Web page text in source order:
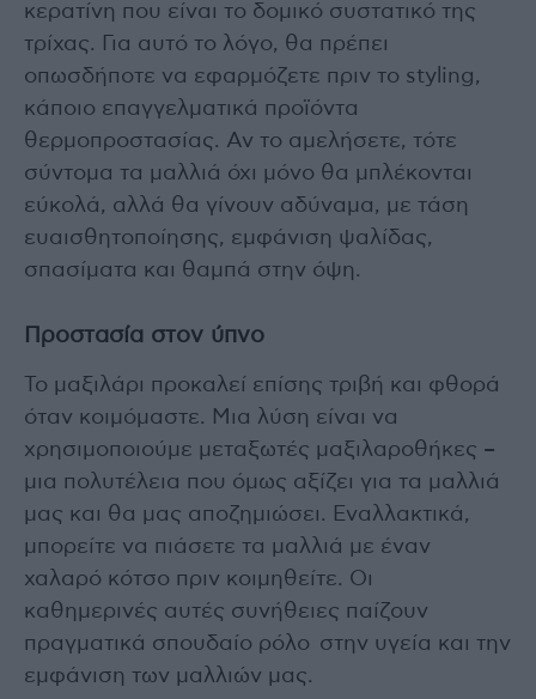
κερατίνη που είναι το δομικό συστατικό της
τρίχας. Για αυτό το λόγο, θα πρέπει
οπωσδήποτε να εφαρμόζετε πριν το styling,
κάποιο επαγγελματικά προϊόντα
θερμοπροστασίας. Αν το αμελήσετε, τότε
σύντομα τα μαλλιά όχι μόνο θα μπλέκονται
εύκολά, αλλά θα γίνουν αδύναμα, με τάση
ευαισθητοποίησης, εμφάνιση ψαλίδας,
σπασίματα και θαμπά στην όψη.
Προστασία στον ύπνο
Το μαξιλάρι προκαλεί επίσης τριβή και φθορά
όταν κοιμόμαστε. Μια λύση είναι να
χρησιμοποιούμε μεταξωτές μαξιλαροθήκες –
μια πολυτέλεια που όμως αξίζει για τα μαλλιά
μας και θα μας αποζημιώσει. Εναλλακτικά,
μπορείτε να πιάσετε τα μαλλιά με έναν
χαλαρό κότσο πριν κοιμηθείτε. Οι
καθημερινές αυτές συνήθειες παίζουν
πραγματικά σπουδαίο ρόλο στην υγεία και την
εμφάνιση των μαλλιών μας.